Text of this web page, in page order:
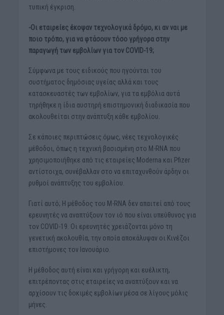
τυπική έγκριση.
-Οι εταιρείες έκοψαν τεχνολογικά δρόμο, κι αν ναι με
ποιο τρόπο, για να φτάσουν τόσο γρήγορα στην
παραγωγή των εμβολίων για τον COVID-19;
Σύμφωνα με τους ειδικούς που ηγούνται του
συστήματος δημόσιας υγείας αλλά και τους
κατασκευαστές των εμβολίων, για τα εμβόλια αυτά
τηρήθηκε η ίδια αυστηρή επιστημονική διαδικασία που
ακολουθείται στην ανάπτυξη κάθε εμβολίου.
Σε κάποιες περιπτώσεις όμως, νέες τεχνολογικές
μέθοδοι, όπως η τεχνική βασισμένη στο M-RNA που
χρησιμοποιήθηκε από τις εταιρείες Moderna και Pfizer
αντίστοιχα, συνέβαλλαν στο να επιταχυνθούν άρδην οι
ρυθμοί ανάπτυξης του εμβολίου.
Γιατί αυτό; Η μέθοδος του M-RNA δεν απαιτεί από τους
ερευνητές να αναπτύξουν τον ιό που είναι υπεύθυνος για
τον COVID-19. Οι ερευνητές χρειάζονται μόνο τη
γενετική ακολουθία, την οποία αποκάλυψαν οι Κινέζοι
επιστήμονες τον Ιανουάριο.
Η μέθοδος αυτή είναι και γρήγορη και ευέλικτη,
επιτρέποντας στις εταιρείες να αναπτύξουν και να
αρχίσουν τις δοκιμές εμβολίων μέσα σε λίγους μόλις
μήνες.